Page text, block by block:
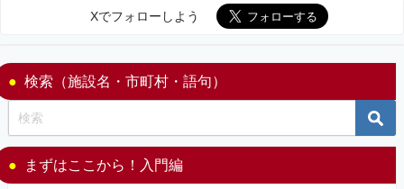
Xでフォローしよう
検索（施設名・市町村・語句）
まずはここから！入門編